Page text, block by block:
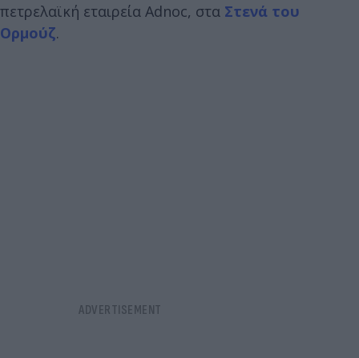
πετρελαϊκή εταιρεία Adnoc, στα Στενά του
Ορμούζ.